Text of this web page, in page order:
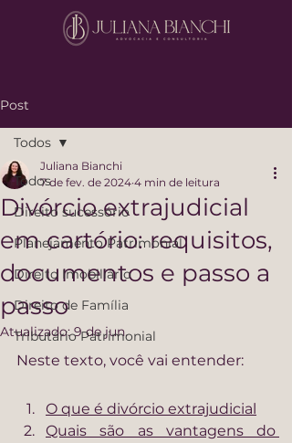
Post
Todos
Direito sucessório
Planejamento Patrimonial
Direito Imobiliário
Direito de Família
Tributário Patrimonial
Todos
Divórcio extrajudicial
em cartório: requisitos,
documentos e passo a
passo
Juliana Bianchi
7 de fev. de 2024 4 min de leitura
Atualizado:9 de jun.
Neste texto, você vai entender:
O que é divórcio extrajudicial
Quais são as vantagens do